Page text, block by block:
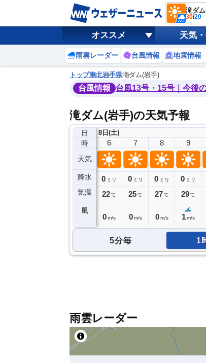
滝ダ
30/20
オススメ 天気
雨雲レーダー 台風情報 地震情報
トップ東北岩手県滝ダム(岩手)
台風情報 台風13号・15号｜今後
滝ダム(岩手)の天気予報
日
時
天気
降水
気温
風
8日(土)
5
0ミリ
21℃
6
0 ミリ
22℃
0 m/s
7
0 ミリ
25℃
0 m/s
8
0 ミリ
27℃
0 m/s
9
0 ミリ
29℃
1 m/s
5分毎 1
雨雲レーダー